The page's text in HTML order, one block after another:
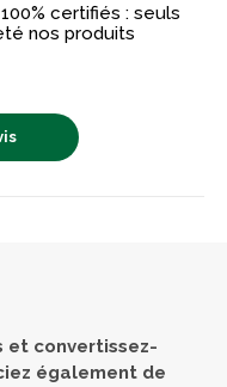
certifiés : seuls
nos produits
et convertissez-
également de